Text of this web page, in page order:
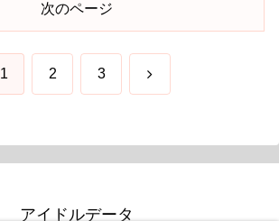
次のページ
1 2 3 次
アイドルデータ